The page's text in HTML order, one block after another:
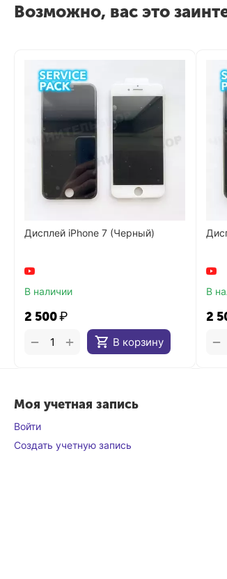
Возможно, вас это
Дисплей iPhone 7 (Черный)
В наличии
2 500₽
В корзину
+
−
В
2
−
Моя учетная запись
Войти
Создать учетную запись